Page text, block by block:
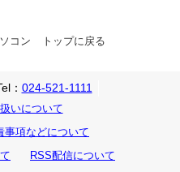
コン トップに戻る
： 024-521-1111
いについて
事項などについて
RSS配信について